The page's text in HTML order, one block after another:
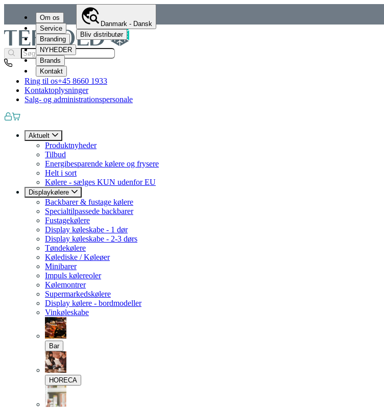
Om os
Service
Branding
NYHEDER
Brands
Kontakt
Danmark - Dansk
Bliv distributør
Ring til os+45 8660 1933
Kontaktoplysninger
Salg- og administrationspersonale
Aktuelt
Produktnyheder
Tilbud
Energibesparende kølere og frysere
Helt i sort
Kølere - sælges KUN udenfor EU
Displaykølere
Backbarer & fustage kølere
Specialtilpassede backbarer
Fustagekølere
Display køleskabe - 1 dør
Display køleskabe - 2-3 dørs
Tøndekølere
Kølediske / Køleøer
Minibarer
Impuls kølereoler
Kølemontrer
Supermarkedskølere
Display kølere - bordmodeller
Vinkøleskabe
Bar
HORECA